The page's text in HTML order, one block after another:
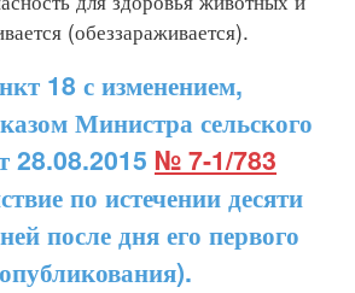
(обеззараживается).
18 с изменением,
Министра сельского
28.08.2015 № 7-1/783
по истечении десяти
после дня его первого